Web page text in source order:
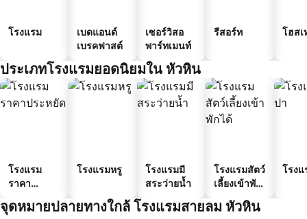
โรงแรม
เบดแอนด์
เบรคฟาสต์
เซอร์วิสอ
พาร์ทเมนท์
รีสอร์ท โฮสเ
ประเภทโรงแรมยอดนิยมใน หัวหิน
โรงแรม
ราคา
โรงแรมหรู
โรงแรมมี
สระว่ายน้ำ
โรงแรมสัตว์
เลี้ยงเข้าพัก
โรง
จุดหมายปลายทางใกล้ โรงแรมสายลม หัวหิน